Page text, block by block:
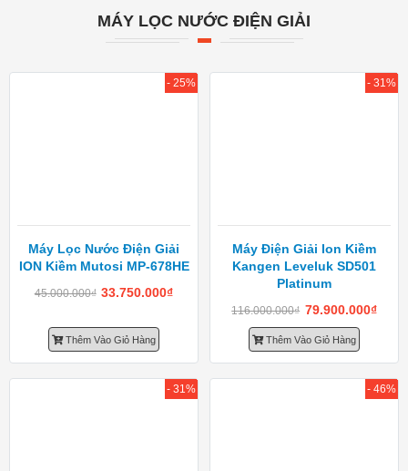
MÁY LỌC NƯỚC ĐIỆN GIẢI
Máy Lọc Nước Điện Giải
ION Kiềm Mutosi MP-678HE
45.000.000₫ 33.750.000₫
Thêm Vào Giỏ Hàng
- 25%
Máy Điện Giải Ion Kiềm
Kangen Leveluk SD501
Platinum
116.000.000₫ 79.900.000₫
Thêm Vào Giỏ Hàng
- 31%
- 31% - 46%